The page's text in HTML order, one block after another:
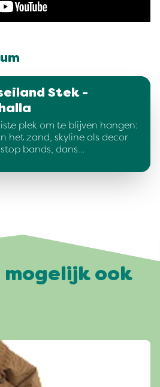
Stek -
plek om te blijven hangen:
het zand, skyline als decor
bands, dans…
mogelijk ook